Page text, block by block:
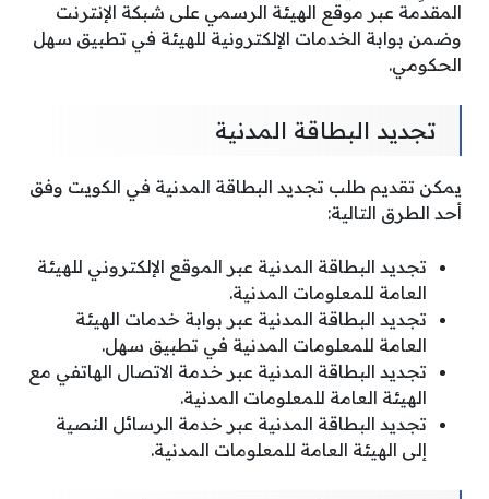
المقدمة عبر موقع الهيئة الرسمي على شبكة الإنترنت
وضمن بوابة الخدمات الإلكترونية للهيئة في تطبيق سهل
الحكومي.
تجديد البطاقة المدنية
يمكن تقديم طلب تجديد البطاقة المدنية في الكويت وفق
أحد الطرق التالية:
تجديد البطاقة المدنية عبر الموقع الإلكتروني للهيئة
العامة للمعلومات المدنية.
تجديد البطاقة المدنية عبر بوابة خدمات الهيئة
العامة للمعلومات المدنية في تطبيق سهل.
تجديد البطاقة المدنية عبر خدمة الاتصال الهاتفي مع
الهيئة العامة للمعلومات المدنية.
تجديد البطاقة المدنية عبر خدمة الرسائل النصية
إلى الهيئة العامة للمعلومات المدنية.